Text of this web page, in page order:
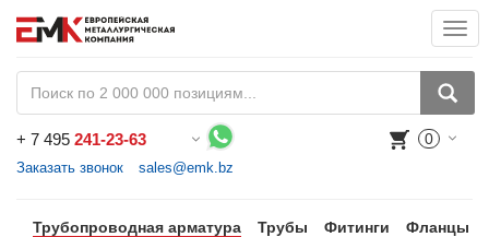
+ 7 495 241-23-63
Заказать звонок sales@emk.bz
0
Трубопроводная арматура Трубы Фитинги Фланцы